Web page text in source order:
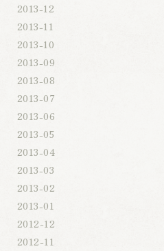
2013-12
2013-11
2013-10
2013-09
2013-08
2013-07
2013-06
2013-05
2013-04
2013-03
2013-02
2013-01
2012-12
2012-11